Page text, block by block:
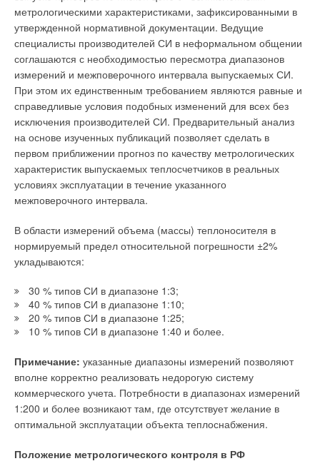
метрологическими характеристиками, зафиксированными в
утвержденной нормативной документации. Ведущие
специалисты производителей СИ в неформальном общении
соглашаются с необходимостью пересмотра диапазонов
измерений и межповерочного интервала выпускаемых СИ.
При этом их единственным требованием являются равные и
справедливые условия подобных изменений для всех без
исключения производителей СИ. Предварительный анализ
на основе изученных публикаций позволяет сделать в
первом приближении прогноз по качеству метрологических
характеристик выпускаемых теплосчетчиков в реальных
условиях эксплуатации в течение указанного
межповерочного интервала.
В области измерений объема (массы) теплоносителя в
нормируемый предел относительной погрешности ±2%
укладываются:
30 % типов СИ в диапазоне 1:3;
40 % типов СИ в диапазоне 1:10;
20 % типов СИ в диапазоне 1:25;
10 % типов СИ в диапазоне 1:40 и более.
Примечание: указанные диапазоны измерений позволяют
вполне корректно реализовать недорогую систему
коммерческого учета. Потребности в диапазонах измерений
1:200 и более возникают там, где отсутствует желание в
оптимальной эксплуатации объекта теплоснабжения.
Положение метрологического контроля в РФ
Текст комментария